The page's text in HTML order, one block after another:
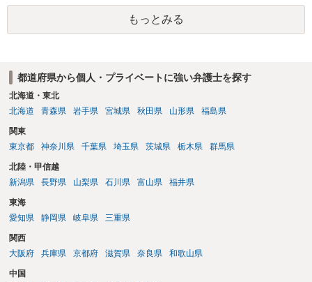
には変わりがありません。 なかなか対応に難しい案件であり、公開の
場でアドバイスを行うのも限界があるように思われますので、資料等
を持参のうえ個別に弁護士に相談されることをお勧めします。
もっとみる
都道府県から個人・プライベートに強い弁護士を探す
北海道・東北
北海道
青森県 岩手県 宮城県 秋田県 山形県 福島県
関東
東京都
神奈川県 千葉県 埼玉県 茨城県 栃木県 群馬県
北陸・甲信越
新潟県
長野県 山梨県 石川県 富山県 福井県
東海
愛知県
静岡県 岐阜県 三重県
関西
大阪府
兵庫県 京都府 滋賀県 奈良県 和歌山県
中国